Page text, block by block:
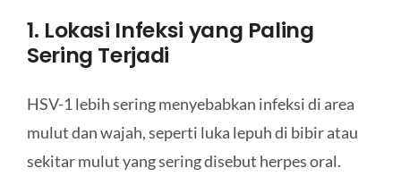
1. Lokasi Infeksi yang Paling
Sering Terjadi
HSV-1 lebih sering menyebabkan infeksi di area
mulut dan wajah, seperti luka lepuh di bibir atau
sekitar mulut yang sering disebut herpes oral.